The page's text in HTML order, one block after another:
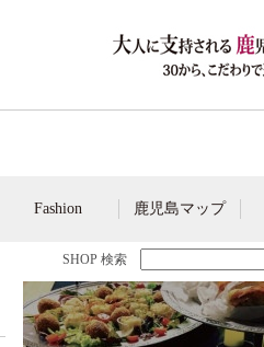
Fashion 鹿児島マップ
SHOP 検索